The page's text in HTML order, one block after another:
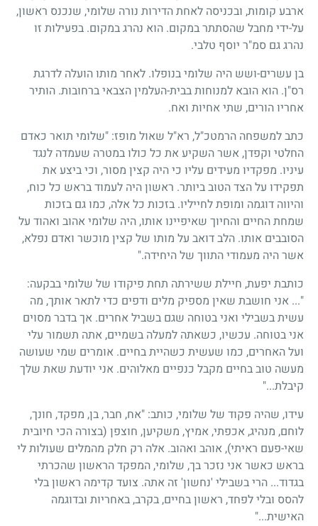
ארבע קומות, ובכניסה לאחת הדירות נורה שלומי, שנכנס ראשון,
על-ידי מחבל שהסתתר במקום. הוא נהרג במקום. בפעילות זו
נהרג גם סמ"ר יוסף טלבי.
בן עשרים-ושש היה שלומי בנופלו. לאחר מותו הועלה לדרגת
רס"ן. הוא הובא למנוחות בבית-העלמין הצבאי ברחובות. הותיר
אחריו הורים, שתי אחיות ואח.
כתב למשפחה הרמטכ"ל, רא"ל שאול מופז: "שלומי תואר כאדם
החלטי וקפדן, אשר השקיע את כל כולו במטרה שעמדה לנגד
עיניו. מפקדיו מעידים עליו כי היה קצין מסור, וכי ביצע את
תפקידו על הצד הטוב ביותר. ראשון היה לעמוד בראש כל כוח,
והיווה דוגמה ומופת לחייליו. בזכות כל אלה, כמו גם בזכות
שמחת החיים והחיוך שאיפיינו אותו, היה שלומי אהוב ואהוד על
הסובבים אותו. הלב דואב על מותו של קצין מוכשר ואדם נפלא,
אשר היה מעמודי התווך של היחידה."
כותבת יפעת, חיילת ששירתה תחת פיקודו של שלומי בבקעה:
"... אני חושבת שאין מספיק מלים ודפים כדי לתאר אותך, מה
עשית בשבילי ואני בטוחה שגם בשביל אחרים. אך בדבר מסוים
אני בטוחה. עכשיו, כשאתה למעלה בשמיים, אתה תשמור עלי
ועל האחרים, כמו שעשית כשהיית בחיים. אומרים שמי שעושה
מעשה טוב בחיים מקבל כנפיים מאלוהים. אני יודעת שאת שלך
קיבלת..."
עידו, שהיה פקוד של שלומי, כותב: "אח, חבר, בן, מפקד, חונך,
לוחם, מנהיג, אכפתי, אמיץ, משקיען, חוצפן (בצורה הכי חיובית
שאי-פעם ראיתי), אוהב ואהוב. אלה רק חלק מהמלים שעולות לי
בראש כאשר אני נזכר בך, שלומי, המפקד הראשון שהכרתי
בגדוד... הרי בשבילי 'נחשון' זה אתה. צועד קדימה ראשון בלי
להסס ובלי לפחד, ראשון בחיים, בקרב, באחריות ובדוגמה
האישית..."